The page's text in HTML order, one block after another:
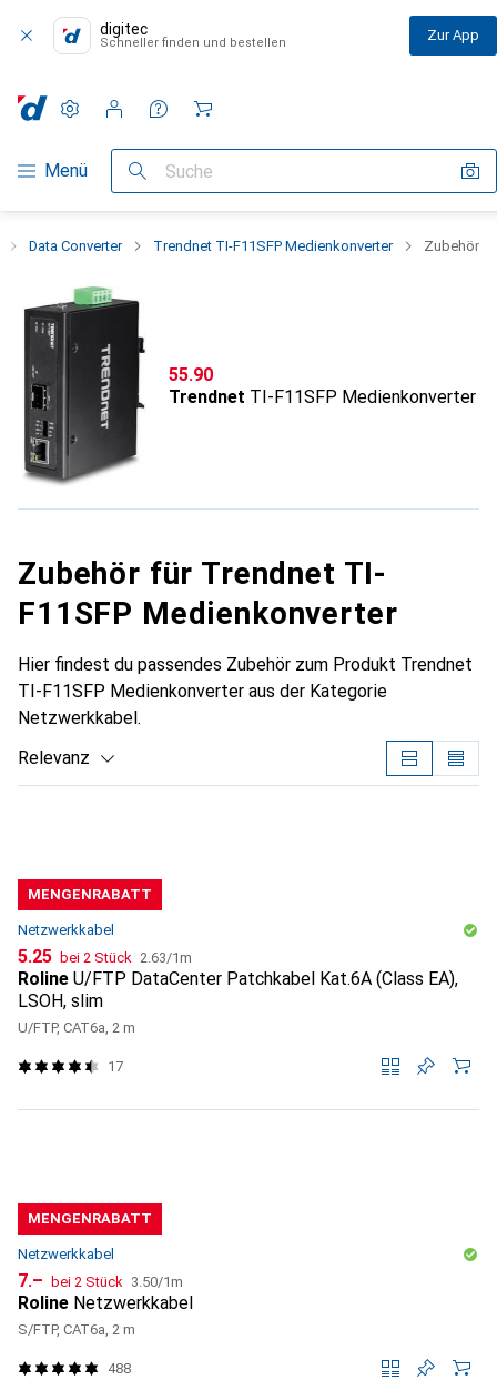
digitec
Schneller finden und bestellen Zur App
Navigation nach Kategorien
Menü Suche
Einstellungen
Kundenkonto
Vergleichslisten
Merklisten
Warenkorb
Data Converter Trendnet TI-F11SFP Medienkonverter Zubehör
CHF
55.90
Trendnet TI-F11SFP Medienkonverter
Zubehör für Trendnet TI-
F11SFP Medienkonverter
Hier findest du passendes Zubehör zum Produkt Trendnet
TI-F11SFP Medienkonverter aus der Kategorie
Netzwerkkabel.
Relevanz
MENGENRABATT
Netzwerkkabel
CHF
5.25 bei 2 Stück CHF
2.63/1m
Roline U/FTP DataCenter Patchkabel Kat.6A (Class EA),
LSOH, slim
U/FTP, CAT6a, 2 m
17
MENGENRABATT
Netzwerkkabel
CHF
7.– bei 2 Stück CHF
3.50/1m
Roline Netzwerkkabel
S/FTP, CAT6a, 2 m
488